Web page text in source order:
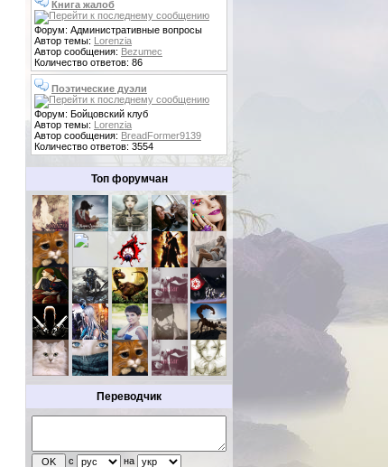
Книга жалоб
Форум: Административные вопросы
Автор темы: Lorenzia
Автор сообщения: Bezumec
Количество ответов: 86
Поэтические дуэли
Форум: Бойцовский клуб
Автор темы: Lorenzia
Автор сообщения: BreadFormer9139
Количество ответов: 3554
Топ форумчан
Переводчик
с на